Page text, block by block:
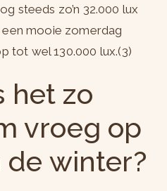
steeds zo’n 32.000 lux
een mooie zomerdag
tot wel 130.000 lux.(3)
het zo
vroeg op
de winter?